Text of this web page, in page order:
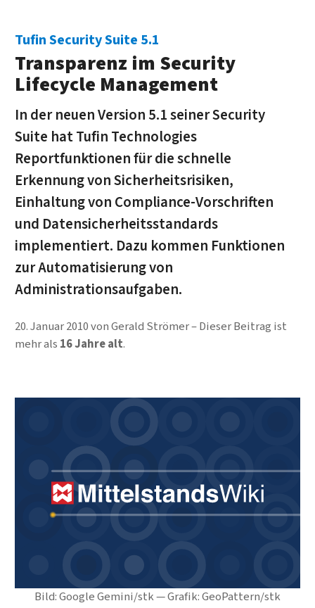
Bild: Google Gemini/stk — Grafik: GeoPattern/stk
Tufin Security Suite 5.1
Transparenz im Security
Lifecycle Management
In der neuen Version 5.1 seiner Security
Suite hat Tufin Technologies
Reportfunktionen für die schnelle
Erkennung von Sicherheitsrisiken,
Einhaltung von Compliance-Vorschriften
und Datensicherheitsstandards
implementiert. Dazu kommen Funktionen
zur Automatisierung von
Administrationsaufgaben.
20. Januar 2010vonGerald Strömer
Dieser Beitrag ist
mehr als 16 Jahre alt.